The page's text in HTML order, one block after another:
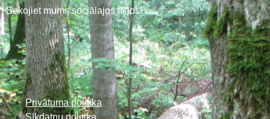
Sekojiet mums sociālajos tīklos!
Privātuma politika